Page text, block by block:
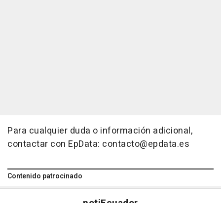
Para cualquier duda o información adicional,
contactar con EpData: contacto@epdata.es
Contenido patrocinado